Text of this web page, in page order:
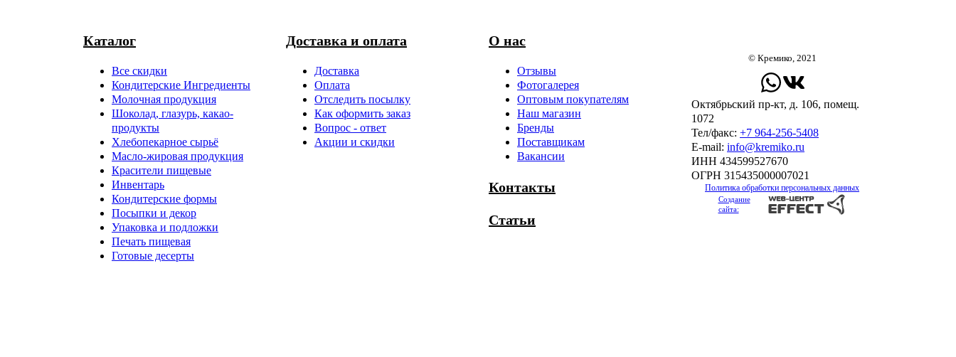
Каталог
Все скидки
Кондитерские Ингредиенты
Молочная продукция
Шоколад, глазурь, какао-
продукты
Хлебопекарное сырьё
Масло-жировая продукция
Красители пищевые
Инвентарь
Кондитерские формы
Посыпки и декор
Упаковка и подложки
Печать пищевая
Готовые десерты
Доставка и оплата
Доставка
Оплата
Отследить посылку
Как оформить заказ
Вопрос - ответ
Акции и скидки
О нас
Отзывы
Фотогалерея
Оптовым покупателям
Наш магазин
Бренды
Поставщикам
Вакансии
Контакты
Статьи
© Кремико, 2021
Октябрьский пр-кт, д. 106, помещ.
1072
Тел/факс: +7 964-256-5408
Е-mail: info@kremiko.ru
ИНН 434599527670
ОГРН 315435000007021
Политика обработки персональных данных
Создание
сайта: